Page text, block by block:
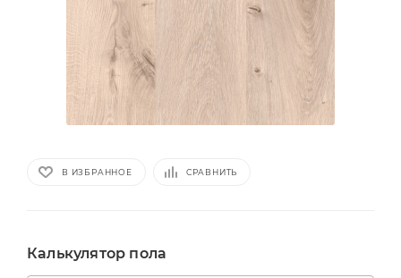
В ИЗБРАННОЕ СРАВНИТЬ
Калькулятор пола